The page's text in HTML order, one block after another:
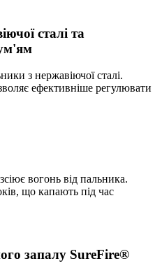
сталі та
з нержавіючої сталі.
ефективніше регулювати
вогонь від пальника.
що капають під час
запалу SureFire®